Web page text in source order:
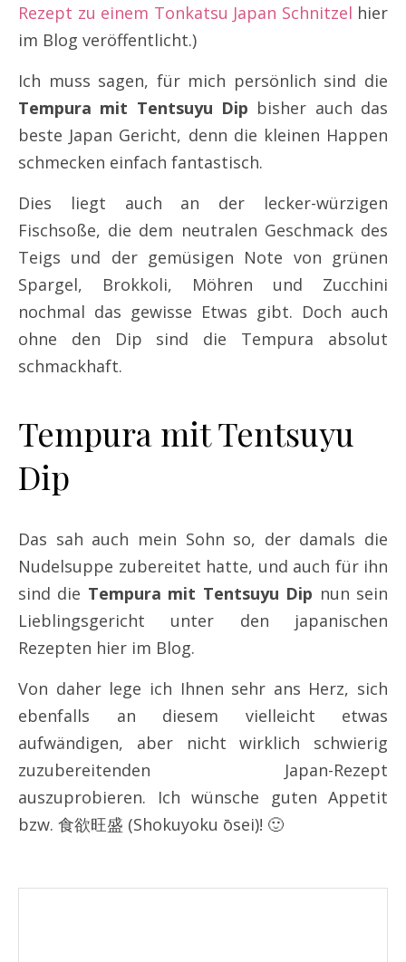
Rezept zu einem Tonkatsu Japan Schnitzel hier
im Blog veröffentlicht.)
Ich muss sagen, für mich persönlich sind die
Tempura mit Tentsuyu Dip bisher auch das
beste Japan Gericht, denn die kleinen Happen
schmecken einfach fantastisch.
Dies liegt auch an der lecker-würzigen
Fischsoße, die dem neutralen Geschmack des
Teigs und der gemüsigen Note von grünen
Spargel, Brokkoli, Möhren und Zucchini
nochmal das gewisse Etwas gibt. Doch auch
ohne den Dip sind die Tempura absolut
schmackhaft.
Tempura mit Tentsuyu
Dip
Das sah auch mein Sohn so, der damals die
Nudelsuppe zubereitet hatte, und auch für ihn
sind die Tempura mit Tentsuyu Dip nun sein
Lieblingsgericht unter den japanischen
Rezepten hier im Blog.
Von daher lege ich Ihnen sehr ans Herz, sich
ebenfalls an diesem vielleicht etwas
aufwändigen, aber nicht wirklich schwierig
zuzubereitenden Japan-Rezept
auszuprobieren. Ich wünsche guten Appetit
bzw. 食欲旺盛 (Shokuyoku ōsei)! 🙂